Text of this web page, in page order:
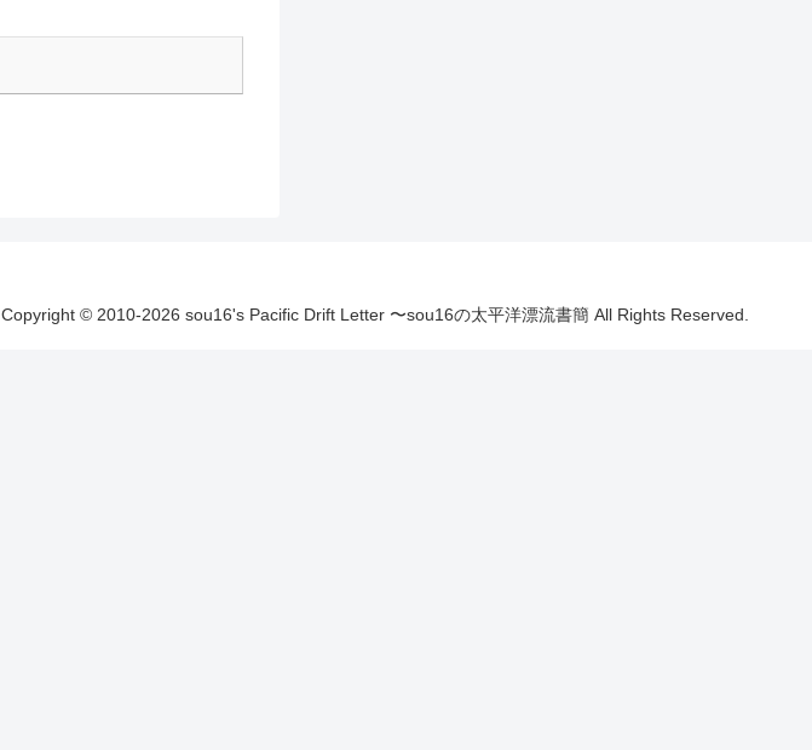
Copyright © 2010-2026 sou16's Pacific Drift Letter 〜sou16の太平洋漂流書簡 All Rights Reserved.